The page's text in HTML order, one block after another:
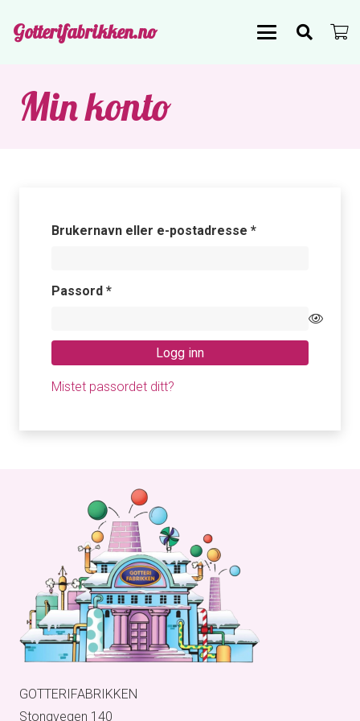
Gotterifabrikken.no
Min konto
Brukernavn eller e-postadresse *Påkrevd
Passord *Påkrevd
Logg inn
Mistet passordet ditt?
GOTTERIFABRIKKEN
Stongvegen 140